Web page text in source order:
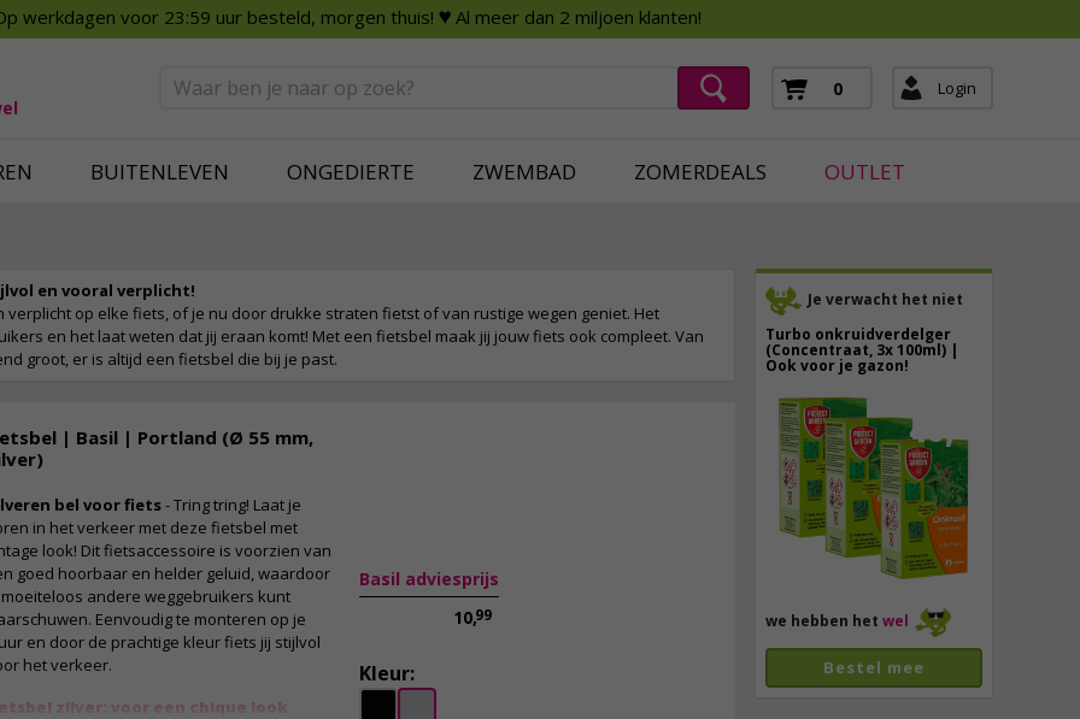
werkdagen voor 23:59 uur besteld, morgen thuis! ♥ Al meer dan 2 miljoen klanten!
0 Login
BUITENLEVEN ONGEDIERTE ZWEMBAD ZOMERDEALS OUTLET
Smart Home
Deurbellen
Slimme beveiliging
Je verwacht het niet
Turbo onkruidverdelger
(Concentraat, 3x 100ml) |
Ook voor je gazon!
40,
we hebben het wel
Bestel mee
en vooral verplicht!
verplicht op elke fiets, of je nu door drukke straten fietst of van rustige wegen geniet. Het
en het laat weten dat jij eraan komt! Met een fietsbel maak jij jouw fiets ook compleet. Van
groot, er is altijd een fietsbel die bij je past.
| Basil | Portland (Ø 55 mm,
bel voor fiets- Tring tring! Laat je
in het verkeer met deze fietsbel met
look! Dit fietsaccessoire is voorzien van
goed hoorbaar en helder geluid, waardoor
andere weggebruikers kunt
Eenvoudig te monteren op je
en door de prachtige kleur fiets jij stijlvol
het verkeer.
zilver: voor een chique look
Basil adviesprijs
10,99
Kleur: